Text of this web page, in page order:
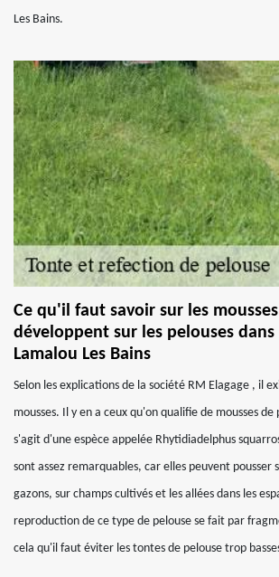
Les Bains.
Ce qu'il faut savoir sur les
développent sur les pelouses
Lamalou Les Bains
Selon les explications de la société RM Elagage , il
mousses. Il y en a ceux qu'on qualifie de mousses
s'agit d'une espèce appelée Rhytidiadelphus
sont assez remarquables, car elles peuvent pousser
gazons, sur champs cultivés et les allées dans les
reproduction de ce type de pelouse se fait par
cela qu'il faut éviter les tontes de pelouse trop